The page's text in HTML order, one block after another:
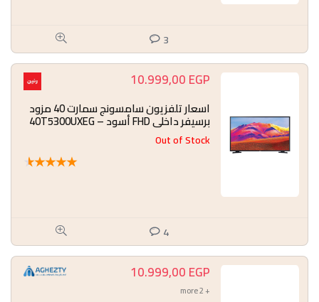
3
10.999,00EGP
اسعار تلفزيون سامسونج سمارت 40 مزود
برسيفر داخلى FHD أسود – 40T5300UXEG
Out of Stock
★
★
★
★
★
4
10.999,00EGP
+ 2 more